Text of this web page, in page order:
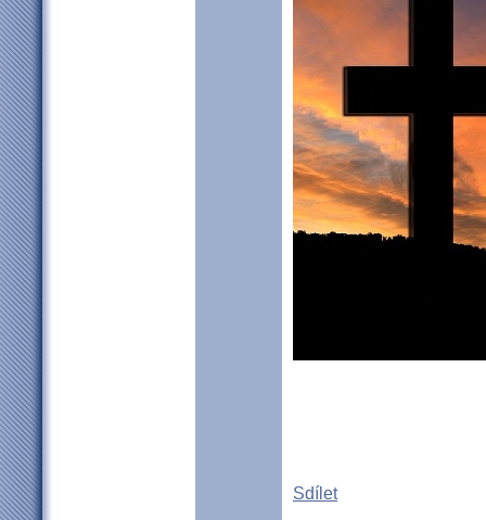
Sdílet